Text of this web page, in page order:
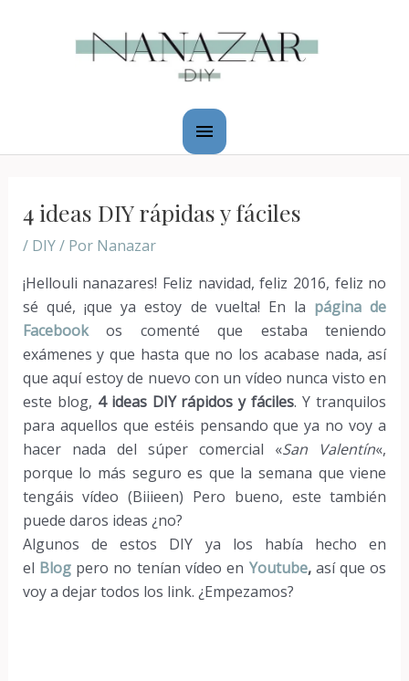
principal
4 ideas DIY rápidas y fáciles
/ DIY/ Por Nanazar
¡Hellouli nanazares! Feliz navidad, feliz 2016, feliz no
sé qué, ¡que ya estoy de vuelta! En la página de
Facebookos comenté que estaba teniendo
exámenes y que hasta que no los acabase nada, así
que aquí estoy de nuevo con un vídeo nunca visto en
este blog, 4 ideas DIY rápidos y fáciles. Y tranquilos
para aquellos que estéis pensando que ya no voy a
hacer nada del súper comercial «San Valentín«,
porque lo más seguro es que la semana que viene
tengáis vídeo (Biiieen) Pero bueno, este también
puede daros ideas ¿no?
Algunos de estos DIY ya los había hecho en
el Blogpero no tenían vídeo en Youtube,así que os
voy a dejar todos los link. ¿Empezamos?
entradas